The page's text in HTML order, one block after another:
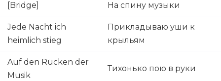
[Bridge] На спину музыки
Jede Nacht ich
heimlich stieg
Прикладываю уши к
крыльям
Auf den Rücken der
Musik
Тихонько пою в руки